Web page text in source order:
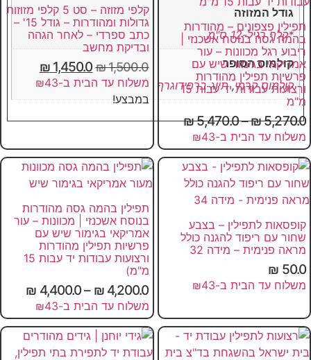
גודל המזוזה
*קלף רגיל-12 ס"מ
קולמוס הסופר
קולמוס קרמי,תיוג ברפידוגרף
תפילין פצפונים – מהודרות
בהמה גסה בנוסח אשכנזי |
ריבוע רגל מכוונות – עור
אמריקאי בגימור שיש עם
פרשיות תפילין מהודרות
ורצועות עבודות יד עבות 15
מ"מ
5,270.0
₪
–
5,470.0
₪
משלוח עד הבית ב-₪43
קלפי מזוזה – סט 5 קלפי מזוזות
גדולות ומהודרות – גודל 15' –
כתב ספרדי – לאחר הגהה
ובדיקת מחשב
1,500.0
₪
1,450.0
₪
משלוח עד הבית ב-₪43
במבצע!
קופסאות לתפילין – בצבע
שחור עם ריפוד להגנה כולל
מראה פנימית – מידה 32
50.0
₪
משלוח עד הבית ב-₪43
תפילין בהמה גסה מהודרות
בנוסח אשכנזי | מכוונות – עור
אמריקאי בגימור שיש עם
פרשיות תפילין מהודרות
ורצועות עבודות יד עבות 15
מ"מ)
4,200.0
₪
–
4,400.0
₪
משלוח עד הבית ב-₪43